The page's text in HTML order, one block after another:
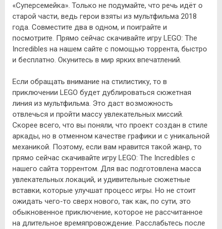
«Суперсемейка». Только не подумайте, что речь идёт о
старой части, ведь герои взяты из мультфильма 2018
года. Совместите два в одном, и поиграйте и
посмотрите. Прямо сейчас скачивайте игру LEGO: The
Incredibles на нашем сайте с помощью торрента, быстро
и бесплатно. Окунитесь в мир ярких впечатлений.
Если обращать внимание на стилистику, то в
приключении LEGO будет дублироваться сюжетная
линия из мультфильма. Это даст возможность
отвлечься и пройти массу увлекательных миссий.
Скорее всего, что вы поняли, что проект создан в стиле
аркады, но в отменном качестве графики и с уникальной
механикой. Поэтому, если вам нравится такой жанр, то
прямо сейчас скачивайте игру LEGO: The Incredibles с
нашего сайта торрентом. Для вас подготовлена масса
увлекательных локаций, и удивительные сюжетные
вставки, которые улучшат процесс игры. Но не стоит
ожидать чего-то сверх нового, так как, по сути, это
обыкновенное приключение, которое не рассчитанное
на длительное времяпровождение. Расслабьтесь после